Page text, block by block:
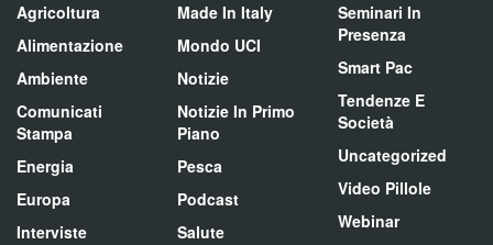
Agricoltura
Alimentazione
Ambiente
Comunicati
Stampa
Energia
Europa
Interviste
Made In Italy
Mondo UCI
Notizie
Notizie In Primo
Piano
Pesca
Podcast
Salute
Seminari In
Presenza
Smart Pac
Tendenze E
Società
Uncategorized
Video Pillole
Webinar